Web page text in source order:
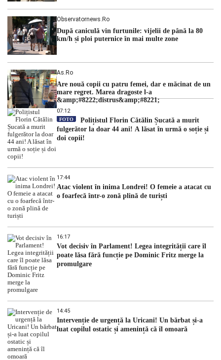
Observatornews.ro
După caniculă vin furtunile: vijelii de până la 80
km/h și ploi puternice în mai multe zone
As.ro
Are nouă copii cu patru femei, dar e măcinat de un
mare regret. Marea dragoste l-a
&amp;#8222;distrus&amp;#8221;
07:12
FOTO
Polițistul Florin Cătălin Șucată a murit
fulgerător la doar 44 ani! A lăsat în urmă o soție și
doi copii!
17:44
Atac violent în inima Londrei! O femeie a atacat cu
o foarfecă într-o zonă plină de turiști
16:17
Vot decisiv în Parlament! Legea integrității care îl
poate lăsa fără funcție pe Dominic Fritz merge la
promulgare
14:45
Intervenție de urgență la Uricani! Un bărbat și-a
luat copilul ostatic și amenință că îl omoară